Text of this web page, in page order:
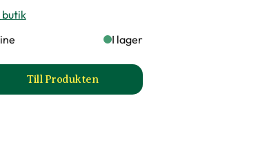
produktsida
butik
I lager
Till Produkten
till Bambu i kruka, konstgjord produktsida